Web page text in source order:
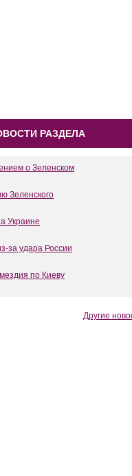
РАЗДЕЛА
о Зеленском
Зеленского
Украине
за удара России
по Киеву
Другие